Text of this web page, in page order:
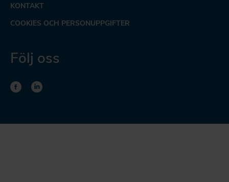
KONTAKT
COOKIES OCH PERSONUPPGIFTER
Följ oss